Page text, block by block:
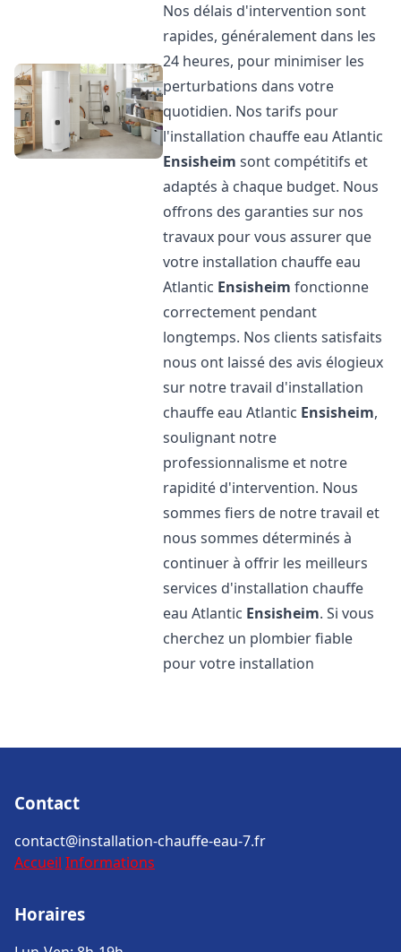
Nos délais d'intervention sont
rapides, généralement dans les
24 heures, pour minimiser les
perturbations dans votre
quotidien. Nos tarifs pour
l'installation chauffe eau Atlantic
Ensisheim sont compétitifs et
adaptés à chaque budget. Nous
offrons des garanties sur nos
travaux pour vous assurer que
votre installation chauffe eau
Atlantic Ensisheim fonctionne
correctement pendant
longtemps. Nos clients satisfaits
nous ont laissé des avis élogieux
sur notre travail d'installation
chauffe eau Atlantic Ensisheim,
soulignant notre
professionnalisme et notre
rapidité d'intervention. Nous
sommes fiers de notre travail et
nous sommes déterminés à
continuer à offrir les meilleurs
services d'installation chauffe
eau Atlantic Ensisheim. Si vous
cherchez un plombier fiable
pour votre installation
Contact
contact@installation-chauffe-eau-7.fr
Accueil Informations
Horaires